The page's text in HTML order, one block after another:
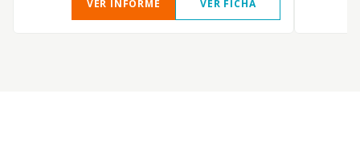
VER INFORME VER FICHA